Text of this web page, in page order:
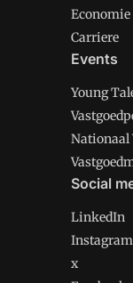
Economie
Carriere
Events
Young
Nationaal
Social
LinkedIn
Instagram
x